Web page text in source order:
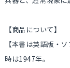
【商品について】
【本書は英語版・
時は1947年。